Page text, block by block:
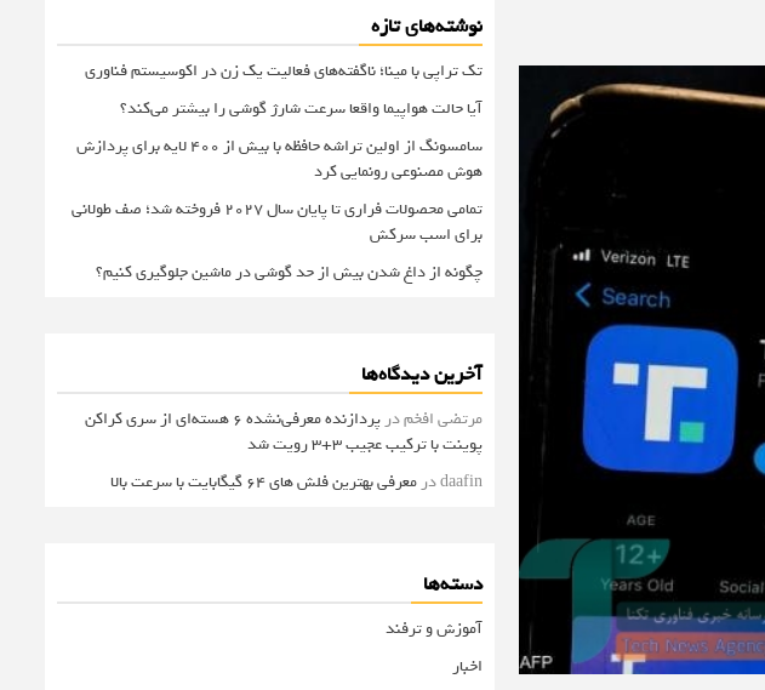
نوشته‌های تازه
تک تراپی با مینا؛ ناگفته‌های فعالیت یک زن در اکوسیستم فناوری
آیا حالت هواپیما واقعا سرعت شارژ گوشی را بیشتر می‌کند؟
سامسونگ از اولین تراشه حافظه با بیش از ۴۰۰ لایه برای پردازش
هوش مصنوعی رونمایی کرد
تمامی محصولات فراری تا پایان سال ۲۰۲۷ فروخته شد؛ صف طولانی
برای اسب سرکش
چگونه از داغ شدن بیش از حد گوشی در ماشین جلوگیری کنیم؟
آخرین دیدگاه‌ها
مرتضی افخمدر
پردازنده معرفی‌نشده 6 هسته‌ای از سری کراکن
پوینت با ترکیب عجیب 3+3 رویت شد
daafinدر معرفی بهترین فلش های 64 گیگابایت با سرعت بالا
دسته‌ها
آموزش و ترفند
اخبار